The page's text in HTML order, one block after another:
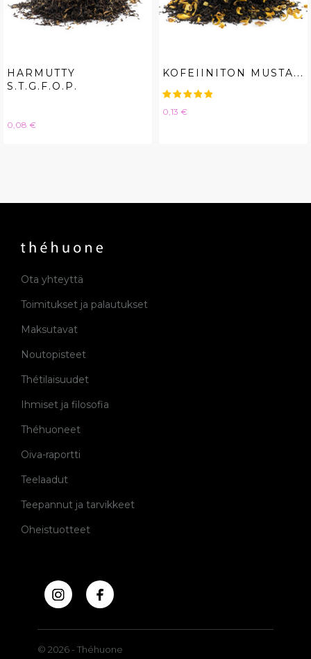
HARMUTTY
S.T.G.F.O.P.
Hinta
0,08 €
KOFEIINITON MUSTA...
Hinta
0,13 €
Ota yhteyttä
Toimitukset ja palautukset
Maksutavat
Noutopisteet
Thétilaisuudet
Ihmiset ja filosofia
Théhuoneet
Oiva-raportti
Teelaadut
Teepannut ja tarvikkeet
Oheistuotteet
© 2026 - Théhuone